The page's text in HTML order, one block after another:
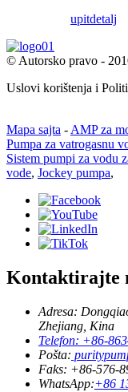
upitdetalj
© Autorsko pravo -
Uslovi korištenja i
Mapa sajta - AMP za
Pumpa za vatrogasnu
Sistem pumpi za vodu
vode, Jockey pumpa,
Kontaktirajte
Adresa:
Zhejiang, Kina
Telefon: +86-
Pošta:
Faks: +86-576-
WhatsApp:+86